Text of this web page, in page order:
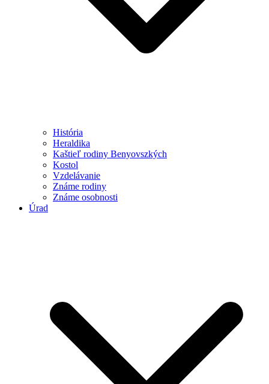
História
Heraldika
Kaštieľ rodiny Benyovszkých
Kostol
Vzdelávanie
Známe rodiny
Známe osobnosti
Úrad